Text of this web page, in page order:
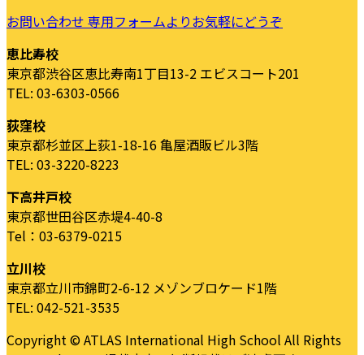
お問い合わせ 専用フォームよりお気軽にどうぞ
恵比寿校
東京都渋谷区恵比寿南1丁目13-2 エビスコート201
TEL: 03-6303-0566
荻窪校
東京都杉並区上荻1-18-16 亀屋酒販ビル3階
TEL: 03-3220-8223
下高井戸校
東京都世田谷区赤堤4-40-8
Tel：03-6379-0215
立川校
東京都立川市錦町2-6-12 メゾンブロケード1階
TEL: 042-521-3535
Copyright © ATLAS International High School All Rights